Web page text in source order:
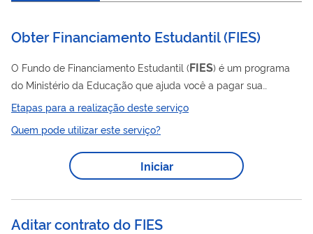
Obter Financiamento Estudantil(FIES)
O Fundo de Financiamento Estudantil (FIES) é um programa
do Ministério da Educação que ajuda você a pagar sua
faculdade particular.
Etapas para a realização deste serviço
Quem pode utilizar este serviço?
Iniciar
Aditar contrato do FIES